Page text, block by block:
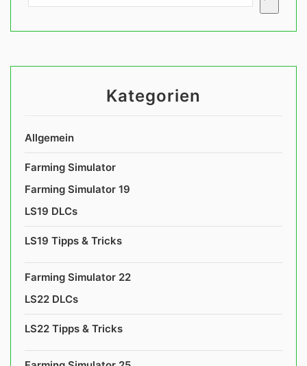
Kategorien
Allgemein
Farming Simulator
Farming Simulator 19
LS19 DLCs
LS19 Tipps & Tricks
Farming Simulator 22
LS22 DLCs
LS22 Tipps & Tricks